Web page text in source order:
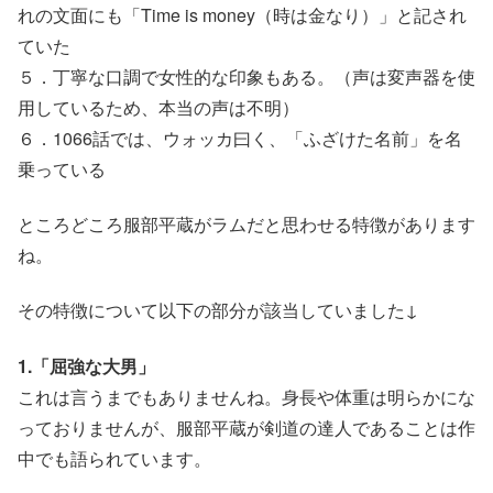
れの文面にも「Time is money（時は金なり）」と記され
ていた
５．丁寧な口調で女性的な印象もある。（声は変声器を使
用しているため、本当の声は不明）
６．1066話では、ウォッカ曰く、「ふざけた名前」を名
乗っている
ところどころ服部平蔵がラムだと思わせる特徴があります
ね。
その特徴について以下の部分が該当していました↓
1.「屈強な大男」
これは言うまでもありませんね。身長や体重は明らかにな
っておりませんが、服部平蔵が剣道の達人であることは作
中でも語られています。